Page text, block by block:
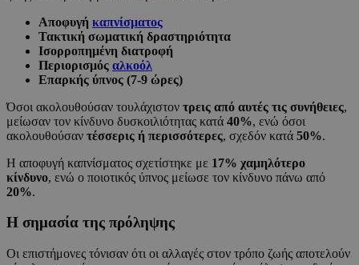
Αποφυγή καπνίσματος
Τακτική σωματική δραστηριότητα
Ισορροπημένη διατροφή
Περιορισμός αλκοόλ
Επαρκής ύπνος (7-9 ώρες)
Όσοι ακολουθούσαν τουλάχιστον τρεις από αυτές τις συνήθειες,
μείωσαν τον κίνδυνο δυσκοιλιότητας κατά 40%, ενώ όσοι
ακολουθούσαν τέσσερις ή περισσότερες, σχεδόν κατά 50%.
Η αποφυγή καπνίσματος σχετίστηκε με 17% χαμηλότερο
κίνδυνο, ενώ ο ποιοτικός ύπνος μείωσε τον κίνδυνο πάνω από
20%.
Η σημασία της πρόληψης
Οι επιστήμονες τόνισαν ότι οι αλλαγές στον τρόπο ζωής αποτελούν